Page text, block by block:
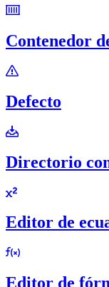
Contenedor
Defecto
Directorio
Editor de
Editor de